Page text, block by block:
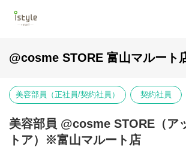
@cosme STORE 富山マルート
美容部員（正社員/契約社員） 契約社員
美容部員 @cosme STORE（ア
トア）※富山マルート店